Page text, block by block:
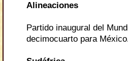
Alineaciones
Partido inaugural del
decimocuarto para